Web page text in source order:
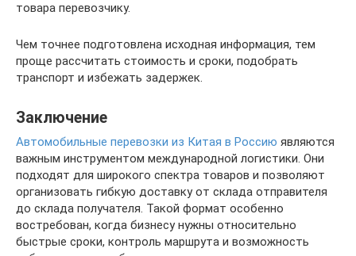
товара перевозчику.
Чем точнее подготовлена исходная информация, тем
проще рассчитать стоимость и сроки, подобрать
транспорт и избежать задержек.
Заключение
Автомобильные перевозки из Китая в Россию являются
важным инструментом международной логистики. Они
подходят для широкого спектра товаров и позволяют
организовать гибкую доставку от склада отправителя
до склада получателя. Такой формат особенно
востребован, когда бизнесу нужны относительно
быстрые сроки, контроль маршрута и возможность